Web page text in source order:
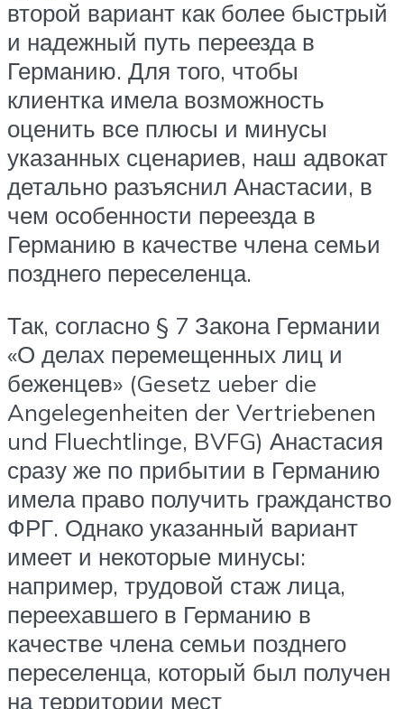
второй вариант как более быстрый
и надежный путь переезда в
Германию. Для того, чтобы
клиентка имела возможность
оценить все плюсы и минусы
указанных сценариев, наш адвокат
детально разъяснил Анастасии, в
чем особенности переезда в
Германию в качестве члена семьи
позднего переселенца.
Так, согласно § 7 Закона Германии
«О делах перемещенных лиц и
беженцев» (Gesetz ueber die
Angelegenheiten der Vertriebenen
und Fluechtlinge, BVFG) Анастасия
сразу же по прибытии в Германию
имела право получить гражданство
ФРГ. Однако указанный вариант
имеет и некоторые минусы:
например, трудовой стаж лица,
переехавшего в Германию в
качестве члена семьи позднего
переселенца, который был получен
на территории мест